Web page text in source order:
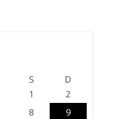
S
D
1
2
8
9